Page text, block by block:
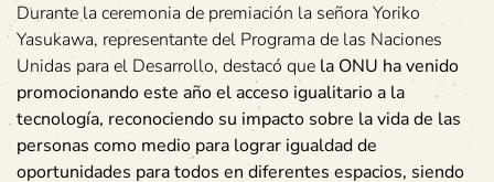
Durante la ceremonia de premiación la señora Yoriko
Yasukawa, representante del Programa de las Naciones
Unidas para el Desarrollo, destacó que la ONU ha venido
promocionando este año el acceso igualitario a la
tecnología, reconociendo su impacto sobre la vida de las
personas como medio para lograr igualdad de
oportunidades para todos en diferentes espacios, siendo